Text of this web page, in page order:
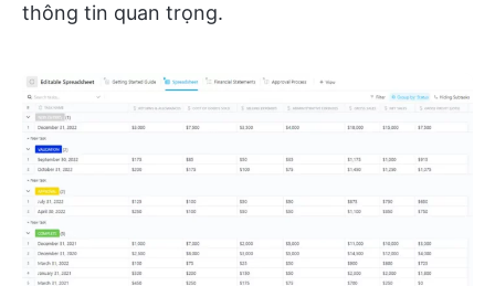
thông tin quan trọng.